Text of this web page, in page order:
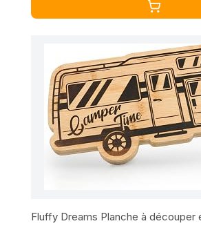
Fluffy Dreams Planche à découper